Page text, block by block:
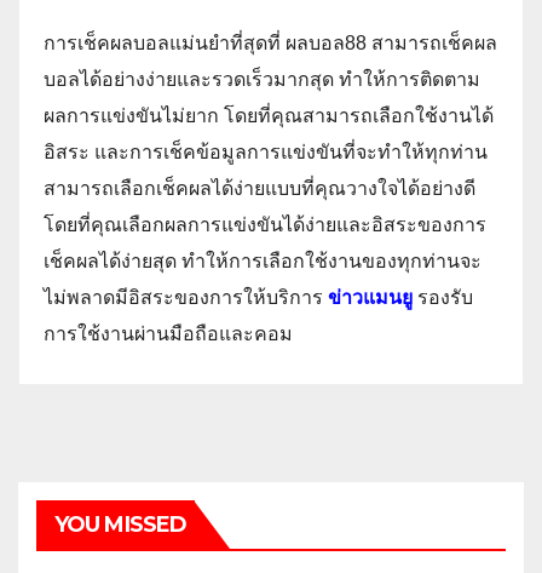
การเช็คผลบอลแม่นยำที่สุดที่ ผลบอล88 สามารถเช็คผล
บอลได้อย่างง่ายและรวดเร็วมากสุด ทำให้การติดตาม
ผลการแข่งขันไม่ยาก โดยที่คุณสามารถเลือกใช้งานได้
อิสระ และการเช็คข้อมูลการแข่งขันที่จะทำให้ทุกท่าน
สามารถเลือกเช็คผลได้ง่ายแบบที่คุณวางใจได้อย่างดี
โดยที่คุณเลือกผลการแข่งขันได้ง่ายและอิสระของการ
เช็คผลได้ง่ายสุด ทำให้การเลือกใช้งานของทุกท่านจะ
ไม่พลาดมีอิสระของการให้บริการ ข่าวแมนยู รองรับ
การใช้งานผ่านมือถือและคอม
YOU MISSED